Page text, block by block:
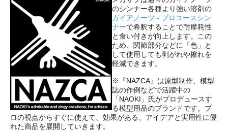
のシンナー各種より強い溶剤の
ガイアノーツ - プロユースシン
ナーで希釈することで耐摩耗性
と食い付きが向上します。この
ため、関節部分などに「色」と
して使用しても剥がれや擦れを
軽減できます。
※『NAZCA』は原型制作、模型
誌の作例などで活躍中の
「NAOKI」氏がプロデュースす
る模型用品のブランドです。プ
ロの視点からすぐに使えて、効果がある、アイデアと実用性に優
れた商品を展開していきます。